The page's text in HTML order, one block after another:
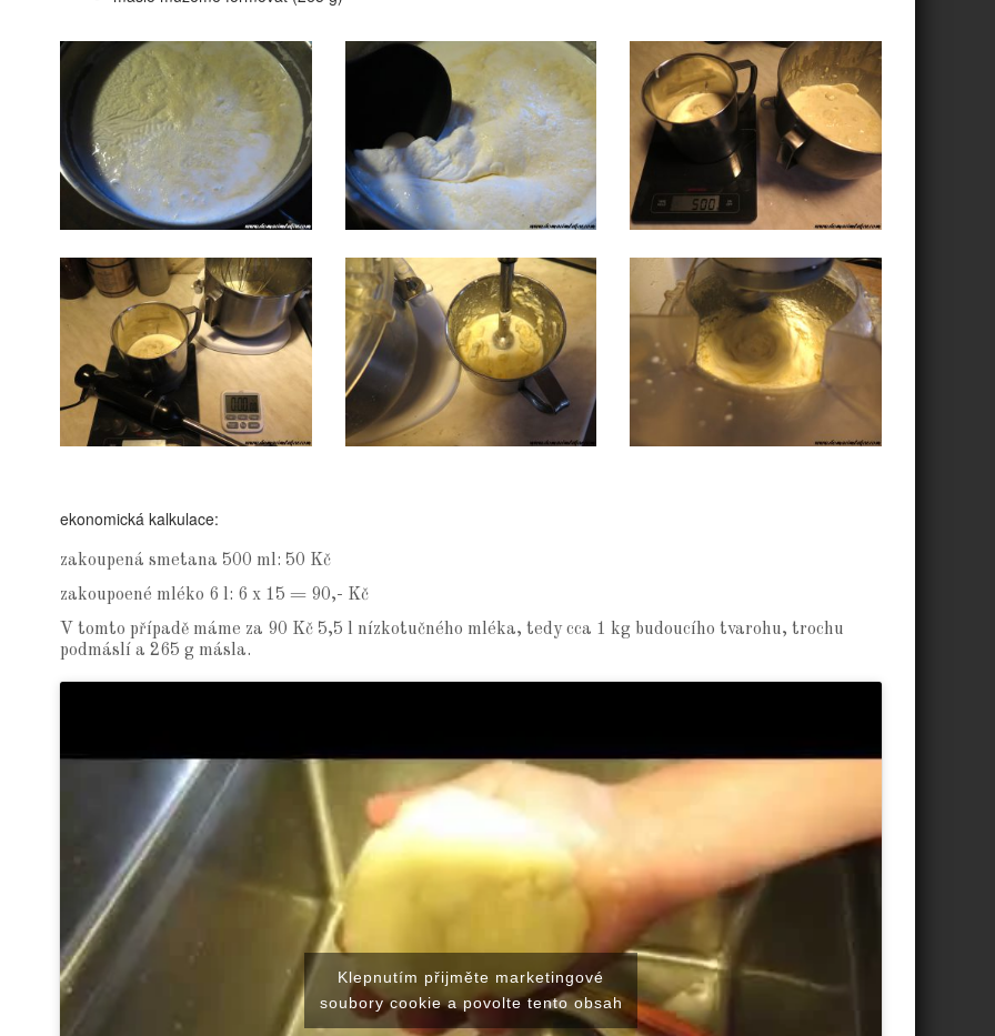
ekonomická kalkulace:
zakoupená smetana 500 ml: 50 Kč
zakoupoené mléko 6 l: 6 x 15 = 90,- Kč
V tomto případě máme za 90 Kč 5,5 l nízkotučného mléka, tedy cca 1 kg budoucího tvarohu, trochu
podmáslí a 265 g másla.
Klepnutím přijměte marketingové
soubory cookie a povolte tento obsah